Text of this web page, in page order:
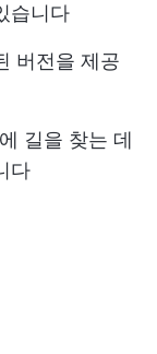
습니다
버전을 제공
길을 찾는 데
다